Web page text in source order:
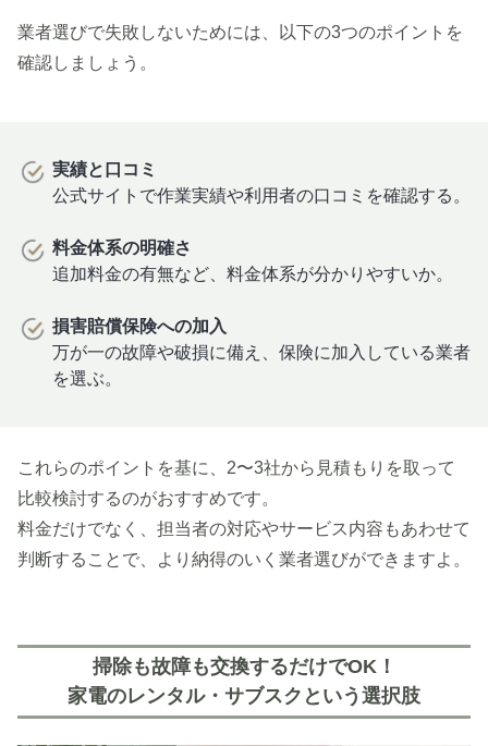
業者選びで失敗しないためには、以下の3つのポイントを
確認しましょう。
実績と口コミ
公式サイトで作業実績や利用者の口コミを確認する。
料金体系の明確さ
追加料金の有無など、料金体系が分かりやすいか。
損害賠償保険への加入
万が一の故障や破損に備え、保険に加入している業者
を選ぶ。
これらのポイントを基に、2〜3社から見積もりを取って
比較検討するのがおすすめです。
料金だけでなく、担当者の対応やサービス内容もあわせて
判断することで、より納得のいく業者選びができますよ。
掃除も故障も交換するだけでOK！
家電のレンタル・サブスクという選択肢